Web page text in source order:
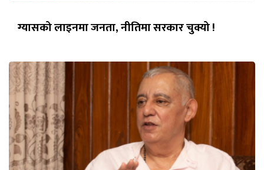
ग्यासको लाइनमा जनता, नीतिमा सरकार चुक्यो !